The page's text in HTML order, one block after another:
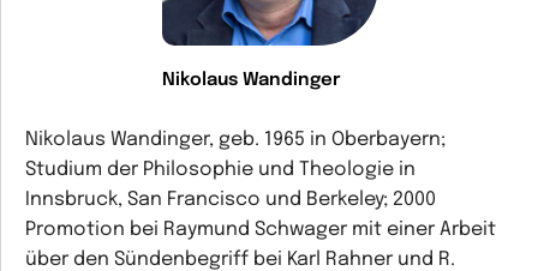
Nikolaus Wandinger
Nikolaus Wandinger, geb. 1965 in Oberbayern;
Studium der Philosophie und Theologie in
Innsbruck, San Francisco und Berkeley; 2000
Promotion bei Raymund Schwager mit einer Arbeit
über den Sündenbegriff bei Karl Rahner und R.